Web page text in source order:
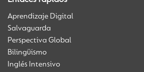
Aprendizaje Digital
Salvaguarda
Perspectiva Global
Bilingüismo
Inglés Intensivo